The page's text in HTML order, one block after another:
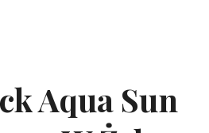
Aqua Sun